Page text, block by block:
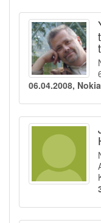
06.04.2008,